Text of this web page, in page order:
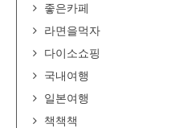
좋은카페
라면을먹자
다이소쇼핑
국내여행
일본여행
책책책